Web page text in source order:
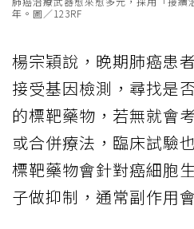
年。圖／123RF
楊宗穎說，晚期肺癌患
接受基因檢測，尋找是
的標靶藥物，若無就會
或合併療法，臨床試驗
標靶藥物會針對癌細胞
子做抑制，通常副作用